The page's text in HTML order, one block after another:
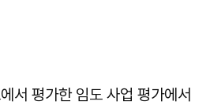
서 평가한 임도 사업 평가에서